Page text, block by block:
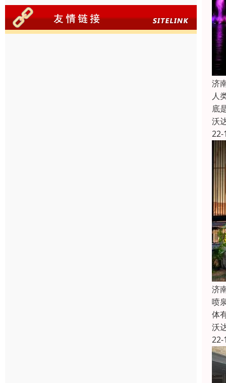
济
人
底
沃
22-
济
喷
体
沃
22-